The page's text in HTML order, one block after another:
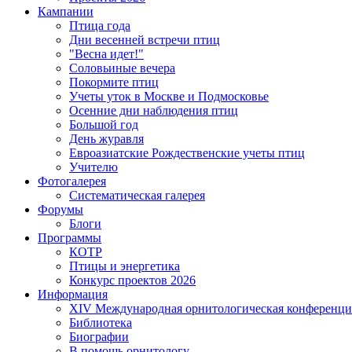
Кампании
Птица года
Дни весенней встречи птиц
"Весна идет!"
Соловьиные вечера
Покормите птиц
Учеты уток в Москве и Подмосковье
Осенние дни наблюдения птиц
Большой год
День журавля
Евроазиатские Рождественские учеты птиц
Учителю
Фотогалерея
Систематическая галерея
Форумы
Блоги
Программы
КОТР
Птицы и энергетика
Конкурс проектов 2026
Информация
XIV Международная орнитологическая
Библиотека
Биографии